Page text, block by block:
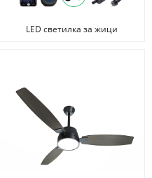
LED светилка за жици